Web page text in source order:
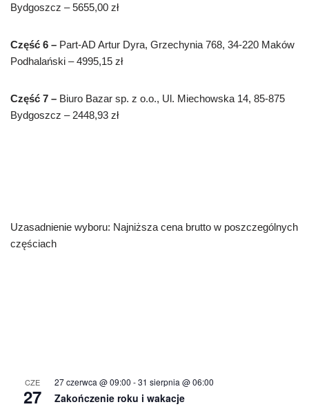
Bydgoszcz – 5655,00 zł
Część 6 – Part-AD Artur Dyra, Grzechynia 768, 34-220 Maków
Podhalański – 4995,15 zł
Część 7 – Biuro Bazar sp. z o.o., Ul. Miechowska 14, 85-875
Bydgoszcz – 2448,93 zł
Uzasadnienie wyboru: Najniższa cena brutto w poszczególnych
częściach
CZE
27
27 czerwca @ 09:00 -31 sierpnia @ 06:00
Zakończenie roku i wakacje